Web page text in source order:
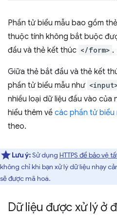
Phần tử biểu mẫu bao gồm
thuộc tính không bắt buộc
đầu và thẻ kết thúc </form> .
Giữa thẻ bắt đầu và thẻ kết
phần tử biểu mẫu như
nhiều loại dữ liệu đầu vào của
hiểu thêm về các phần tử biểu
theo.
Lưu ý:Sử dụng HTTPS để bảo vệ
không chỉ khi bạn xử lý dữ liệu nhạy
sẽ được mã hoá.
Dữ liệu được xử lý ở